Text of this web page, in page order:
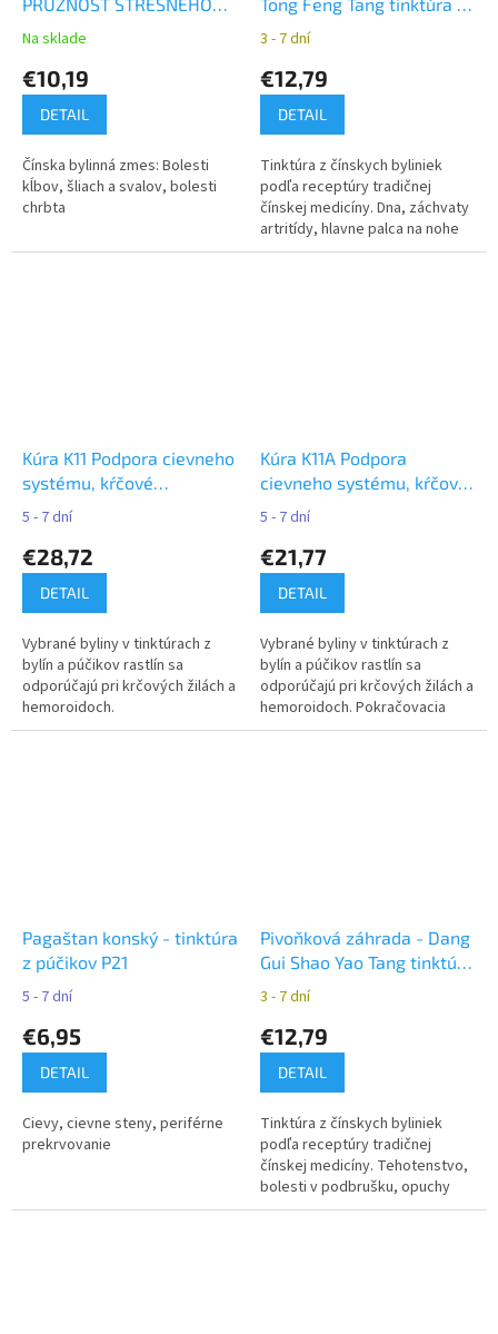
TRÁMU
Na sklade
€10,19
DETAIL
Čínska bylinná zmes: Bolesti
kĺbov, šliach a svalov, bolesti
chrbta
čínskych bylín YaoMedica
3 - 7 dní
€12,79
DETAIL
Tinktúra z čínskych byliniek
podľa receptúry tradičnej
čínskej medicíny. Dna, záchvaty
artritídy, hlavne palca na nohe
Kúra K11 Podpora cievneho
systému, kŕčové
žily,hemoroidy - Naděje
5 - 7 dní
€28,72
DETAIL
Vybrané byliny v tinktúrach z
bylín a púčikov rastlín sa
odporúčajú pri krčových žilách a
hemoroidoch.
Kúra K11A Podpora
cievneho systému, kŕčové
žily a hemoroidy - Naděje
5 - 7 dní
€21,77
DETAIL
Vybrané byliny v tinktúrach z
bylín a púčikov rastlín sa
odporúčajú pri krčových žilách a
hemoroidoch. Pokračovacia
kúra po kúre K11.
Pagaštan konský - tinktúra
z púčikov P21
5 - 7 dní
€6,95
DETAIL
Cievy, cievne steny, periférne
prekrvovanie
Pivoňková záhrada - Dang
Gui Shao Yao Tang tinktúra
z čínskych bylín
3 - 7 dní
€12,79
DETAIL
Tinktúra z čínskych byliniek
podľa receptúry tradičnej
čínskej medicíny. Tehotenstvo,
bolesti v podbrušku, opuchy
dolných končatín, problémy s